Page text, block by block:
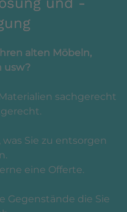
alten Möbeln,
usw?
sachgerecht
Sie zu entsorgen
eine Offerte.
Gegenstände die Sie